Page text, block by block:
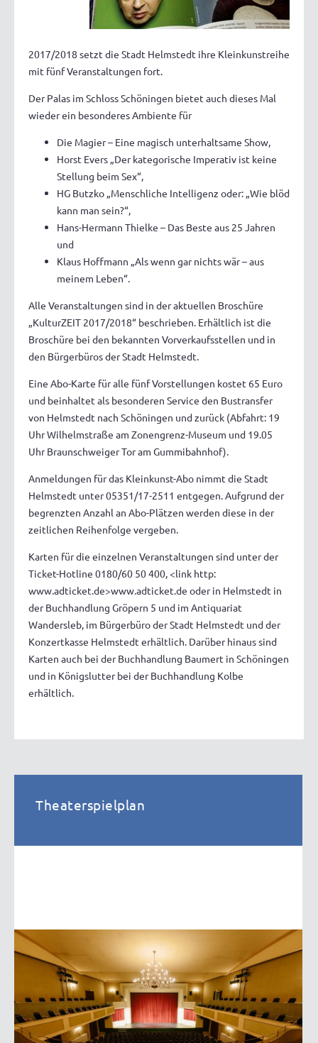
2017/2018 setzt die Stadt Helmstedt ihre Kleinkunstreihe
mit fünf Veranstaltungen fort.
Der Palas im Schloss Schöningen bietet auch dieses Mal
wieder ein besonderes Ambiente für
Die Magier – Eine magisch unterhaltsame Show,
Horst Evers „Der kategorische Imperativ ist keine
Stellung beim Sex“,
HG Butzko „Menschliche Intelligenz oder: „Wie blöd
kann man sein?“,
Hans-Hermann Thielke – Das Beste aus 25 Jahren
und
Klaus Hoffmann „Als wenn gar nichts wär – aus
meinem Leben“.
Alle Veranstaltungen sind in der aktuellen Broschüre
„KulturZEIT 2017/2018“ beschrieben. Erhältlich ist die
Broschüre bei den bekannten Vorverkaufsstellen und in
den Bürgerbüros der Stadt Helmstedt.
Eine Abo-Karte für alle fünf Vorstellungen kostet 65 Euro
und beinhaltet als besonderen Service den Bustransfer
von Helmstedt nach Schöningen und zurück (Abfahrt: 19
Uhr Wilhelmstraße am Zonengrenz-Museum und 19.05
Uhr Braunschweiger Tor am Gummibahnhof).
Anmeldungen für das Kleinkunst-Abo nimmt die Stadt
Helmstedt unter 05351/17-2511 entgegen. Aufgrund der
begrenzten Anzahl an Abo-Plätzen werden diese in der
zeitlichen Reihenfolge vergeben.
Karten für die einzelnen Veranstaltungen sind unter der
Ticket-Hotline 0180/60 50 400, <link http:
www.adticket.de>www.adticket.de oder in Helmstedt in
der Buchhandlung Gröpern 5 und im Antiquariat
Wandersleb, im Bürgerbüro der Stadt Helmstedt und der
Konzertkasse Helmstedt erhältlich. Darüber hinaus sind
Karten auch bei der Buchhandlung Baumert in Schöningen
und in Königslutter bei der Buchhandlung Kolbe
erhältlich.
Theaterspielplan